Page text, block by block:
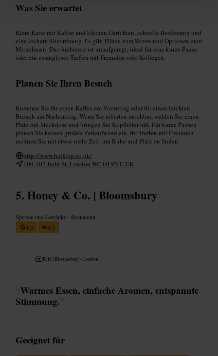
Was Sie erwartet
Klare Karte mit Kaffee und kleinen Gerichten, schnelle Bedienung und
eine lockere Sitzordnung. Es gibt Plätze zum Sitzen und Optionen zum
Mitnehmen. Das Ambiente ist unaufgeregt, ideal für eine kurze Pause
oder ein zwangloses Treffen mit Freunden oder Kollegen.
Planen Sie Ihren Besuch
Kommen Sie für einen Kaffee am Vormittag oder für einen leichten
Brunch am Nachmittag. Wenn Sie arbeiten möchten, wählen Sie einen
Platz mit Steckdose und bringen Sie Kopfhörer mit. Für kurze Pausen
planen Sie keinen großen Zeitaufwand ein, für Treffen mit Freunden
rechnen Sie mit etwas mehr Zeit, um Ruhe und Platz zu finden.
http://www.halfcup.co.uk/
100-102 Judd St, London WC1H 9NT, UK
Honey & Co. | Bloomsbury
Speisen und Getränke • Restaurant
4,5
4,3
Bild /Bloomsbury - London
“Warmes Essen, einfache Aromen, entspannte
Stimmung.”
Geeignet für